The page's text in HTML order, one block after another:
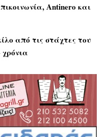
Antinero και
από τις στάχτες του